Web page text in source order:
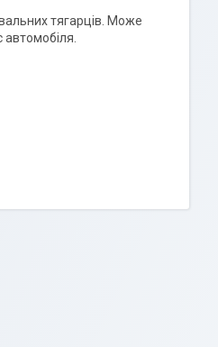
тягарців. Може